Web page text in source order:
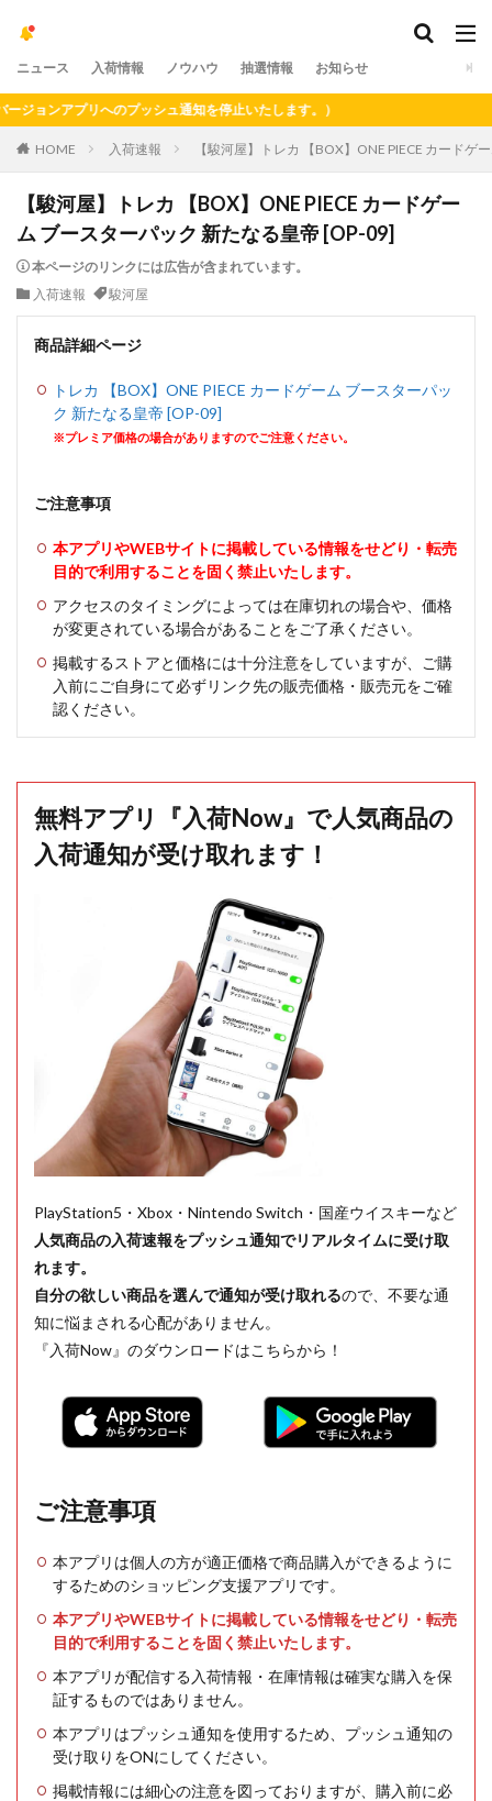
ニュース 入荷情報 ノウハウ 抽選情報 お知らせ
ンアプリへのプッシュ通知を停止いたします。）
HOME 入荷速報 【駿河屋】トレカ 【BOX】ONE PIECE カード
【駿河屋】トレカ 【BOX】ONE PIECE カードゲー
ム ブースターパック 新たなる皇帝 [OP-09]
本ページのリンクには広告が含まれています。
入荷速報
駿河屋
商品詳細ページ
トレカ 【BOX】ONE PIECE カードゲーム ブースターパッ
ク 新たなる皇帝 [OP-09]
※プレミア価格の場合がありますのでご注意ください。
ご注意事項
本アプリやWEBサイトに掲載している情報をせどり・転売
目的で利用することを固く禁止いたします。
アクセスのタイミングによっては在庫切れの場合や、価格
が変更されている場合があることをご了承ください。
掲載するストアと価格には十分注意をしていますが、ご購
入前にご自身にて必ずリンク先の販売価格・販売元をご確
認ください。
無料アプリ『入荷Now』で人気商品の
入荷通知が受け取れます！
PlayStation5・Xbox・Nintendo Switch・国産ウイスキーなど
人気商品の入荷速報をプッシュ通知でリアルタイムに受け取
れます。
自分の欲しい商品を選んで通知が受け取れるので、不要な通
知に悩まされる心配がありません。
『入荷Now』のダウンロードはこちらから！
ご注意事項
本アプリは個人の方が適正価格で商品購入ができるように
するためのショッピング支援アプリです。
本アプリやWEBサイトに掲載している情報をせどり・転売
目的で利用することを固く禁止いたします。
本アプリが配信する入荷情報・在庫情報は確実な購入を保
証するものではありません。
本アプリはプッシュ通知を使用するため、プッシュ通知の
受け取りをONにしてください。
掲載情報には細心の注意を図っておりますが、購入前に必